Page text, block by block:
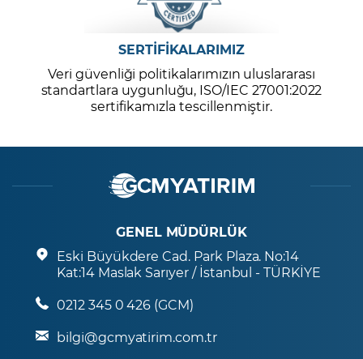
SERTİFİKALARIMIZ
Veri güvenliği politikalarımızın uluslararası
standartlara uygunluğu, ISO/IEC 27001:2022
sertifikamızla tescillenmiştir.
GENEL MÜDÜRLÜK
Eski Büyükdere Cad. Park Plaza. No:14
Kat:14 Maslak Sarıyer / İstanbul - TÜRKİYE
0212 345 0 426 (GCM)
bilgi@gcmyatirim.com.tr